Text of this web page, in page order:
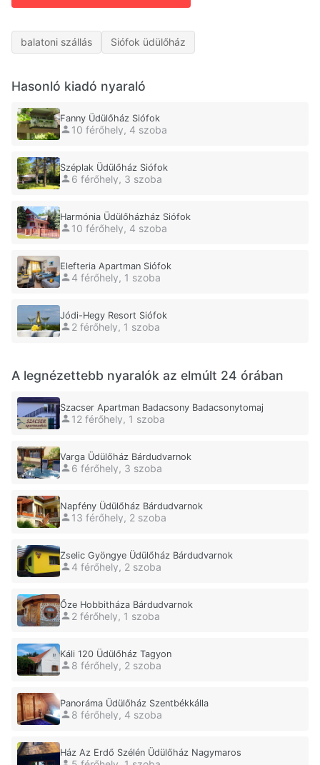
balatoni szállás Siófok üdülőház
Hasonló kiadó nyaraló
Fanny Üdülőház Siófok
10 férőhely, 4 szoba
Széplak Üdülőház Siófok
6 férőhely, 3 szoba
Harmónia Üdülőházház Siófok
10 férőhely, 4 szoba
Elefteria Apartman Siófok
4 férőhely, 1 szoba
Jódi-Hegy Resort Siófok
2 férőhely, 1 szoba
A legnézettebb nyaralók az elmúlt 24 órában
Szacser Apartman Badacsony Badacsonytomaj
12 férőhely, 1 szoba
Varga Üdülőház Bárdudvarnok
6 férőhely, 3 szoba
Napfény Üdülőház Bárdudvarnok
13 férőhely, 2 szoba
Zselic Gyöngye Üdülőház Bárdudvarnok
4 férőhely, 2 szoba
Őze Hobbitháza Bárdudvarnok
2 férőhely, 1 szoba
Káli 120 Üdülőház Tagyon
8 férőhely, 2 szoba
Panoráma Üdülőház Szentbékkálla
8 férőhely, 4 szoba
Ház Az Erdő Szélén Üdülőház Nagymaros